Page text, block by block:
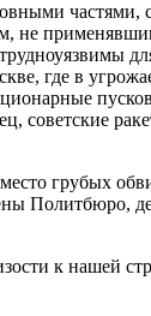
частями,
не
где в
советские
грубых
Политбюро,
к нашей